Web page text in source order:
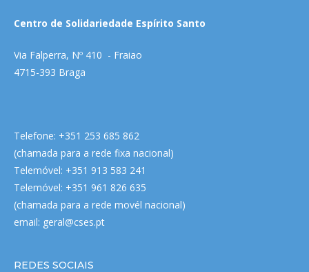
Centro de Solidariedade Espírito Santo
Via Falperra, Nº 410 - Fraiao
4715-393 Braga
Telefone: +351 253 685 862
(chamada para a rede fixa nacional)
Telemóvel: +351 913 583 241
Telemóvel: +351 961 826 635
(chamada para a rede movél nacional)
email: geral@cses.pt
REDES SOCIAIS